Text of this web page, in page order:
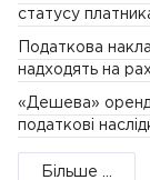
статусу
Податкова
надходять на
«Дешева»
податкові
Більше ...